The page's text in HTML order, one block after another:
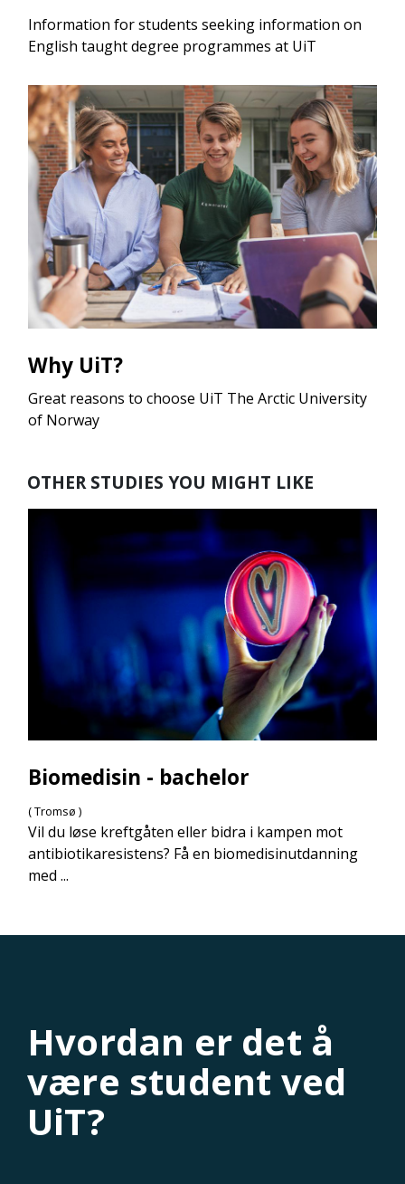
Information for students seeking information on
English taught degree programmes at UiT
Why UiT?
Great reasons to choose UiT The Arctic University
of Norway
OTHER STUDIES YOU MIGHT LIKE
Biomedisin - bachelor
( Tromsø )
Vil du løse kreftgåten eller bidra i kampen mot
antibiotikaresistens? Få en biomedisinutdanning
med ...
Hvordan er det å
være student ved
UiT?